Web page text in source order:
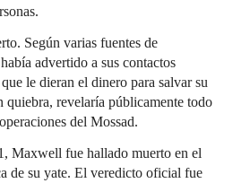
Según varias fuentes de
advertido a sus contactos
le dieran el dinero para salvar su
quiebra, revelaría públicamente todo
del Mossad.
Maxwell fue hallado muerto en el
de su yate. El veredicto oficial fue